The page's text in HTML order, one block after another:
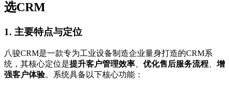
选CRM
1. 主要特点与定位
八骏CRM是一款专为工业设备制造企业量身打造的CRM系
统，其核心定位是提升客户管理效率 优化售后服务流程
增
强客户体验。系统具备以下核心功能：